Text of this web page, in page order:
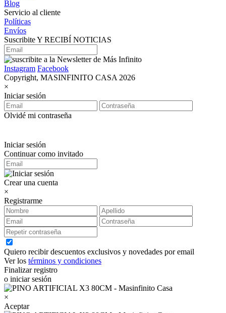
Blog
Servicio al cliente
Políticas
Envíos
Suscribite Y RECIBÍ NOTICIAS
Instagram Facebook
Copyright, MASINFINITO CASA 2026
×
Iniciar sesión
Olvidé mi contraseña
Iniciar sesión
Continuar como invitado
Crear una cuenta
×
Registrarme
Quiero recibir descuentos exclusivos y novedades por email
Ver los términos y condiciones
Finalizar registro
o iniciar sesión
×
Aceptar